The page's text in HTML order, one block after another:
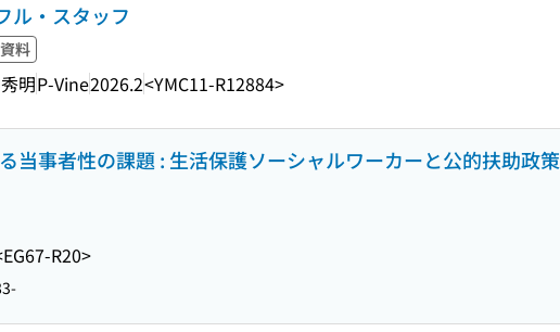
ル・スタッフ
料
明P-Vine2026.2<YMC11-R12884>
当事者性の課題 : 生活保護ソーシャルワーカーと公的扶助政策
R20>